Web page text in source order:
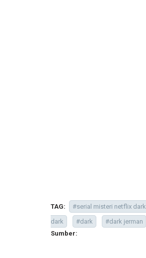
TAG:
#serial misteri netflix dark
dark
#dark #dark jerman
Sumber: